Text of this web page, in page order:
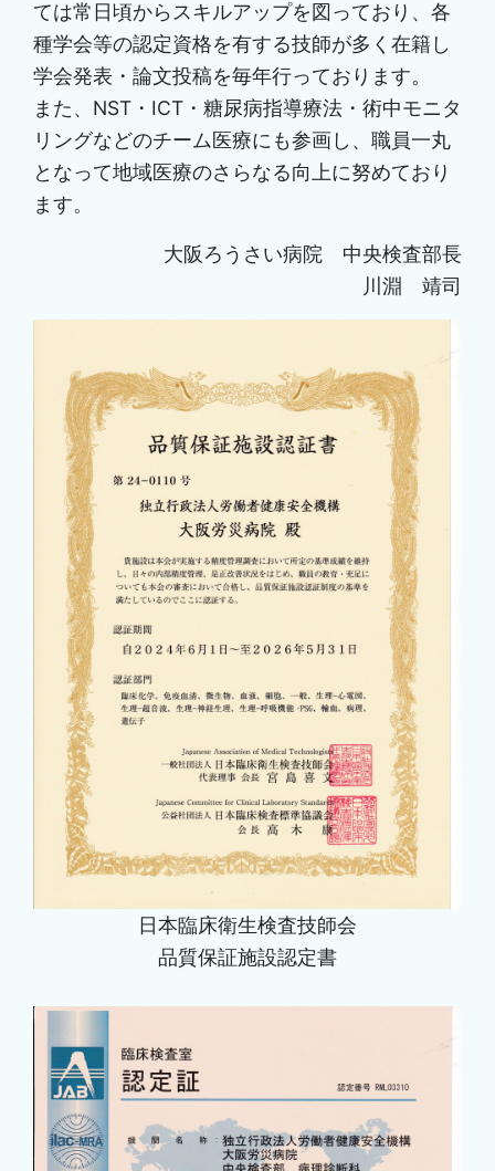
ては常日頃からスキルアップを図っており、各
種学会等の認定資格を有する技師が多く在籍し
学会発表・論文投稿を毎年行っております。
また、NST・ICT・糖尿病指導療法・術中モニタ
リングなどのチーム医療にも参画し、職員一丸
となって地域医療のさらなる向上に努めており
ます。
大阪ろうさい病院 中央検査部長
川淵 靖司
日本臨床衛生検査技師会
品質保証施設認定書